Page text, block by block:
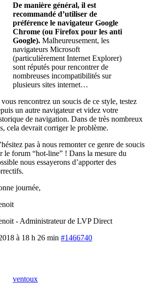
De manière général, il est
recommandé d’utiliser de
préférence le navigateur Google
Chrome (ou Firefox pour les anti
Google). Malheureusement, les
navigateurs Microsoft
(particulièrement Internet Explorer)
sont réputés pour rencontrer de
nombreuses incompatibilités sur
plusieurs sites internet…
vous rencontrez un soucis de ce style, testez
un autre navigateur et videz votre
de navigation. Dans de très nombreux
cela devrait corriger le problème.
pas à nous remonter ce genre de soucis
le forum “hot-line” ! Dans la mesure du
nous essayerons d’apporter des
journée,
- Administrateur de LVP Direct
à 18 h 26 min #1466740
ventoux